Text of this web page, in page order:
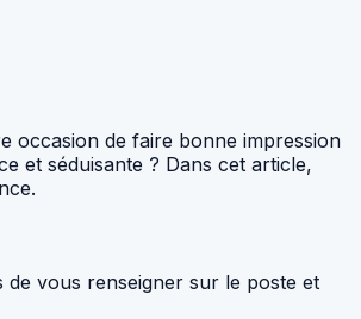
occasion de faire bonne impression
et séduisante ? Dans cet article,
vous renseigner sur le poste et